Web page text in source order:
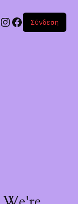
Instagram
Facebook
Σύνδεση